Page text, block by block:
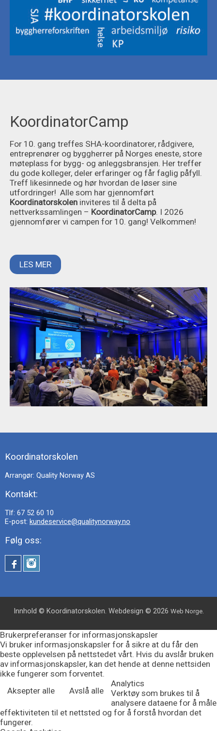
KoordinatorCamp
For 10. gang treffes SHA-koordinatorer, rådgivere,
entreprenører og byggherrer på Norges eneste, store
møteplass for bygg- og anleggsbransjen. Her treffer
du gode kolleger, deler erfaringer og får faglig påfyll.
Treff likesinnede og hør hvordan de løser sine
utfordringer! Alle som har gjennomført
Koordinatorskolen inviteres til å delta på
nettverkssamlingen – KoordinatorCamp. I 2026
gjennomfører vi campen for 10. gang! Velkommen!
LES MER
Koordinatorskolen
Arrangør: Quality Norway AS
Kontakt:
Tlf: 67 52 60 10
E-post: kundeservice@qualitynorway.no
Følg oss:
Innhold © Koordinatorskolen. Webdesign © 2026 Web Norge.
Brukerpreferanser for informasjonskapsler
Vi bruker informasjonskapsler for å sikre at du får den
beste opplevelsen på nettstedet vårt. Hvis du avslår bruken
av informasjonskapsler, kan det hende at denne nettsiden
ikke fungerer som forventet.
Aksepter alle
Avslå alle
Analytics
Verktøy som brukes til å
analysere dataene for å måle
effektiviteten til et nettsted og for å forstå hvordan det
fungerer.